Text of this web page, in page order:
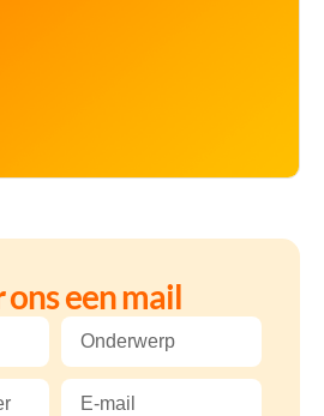
ons een mail